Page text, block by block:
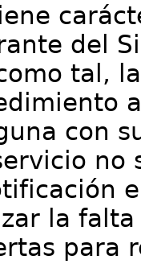
del
tal,
con
no
la
para